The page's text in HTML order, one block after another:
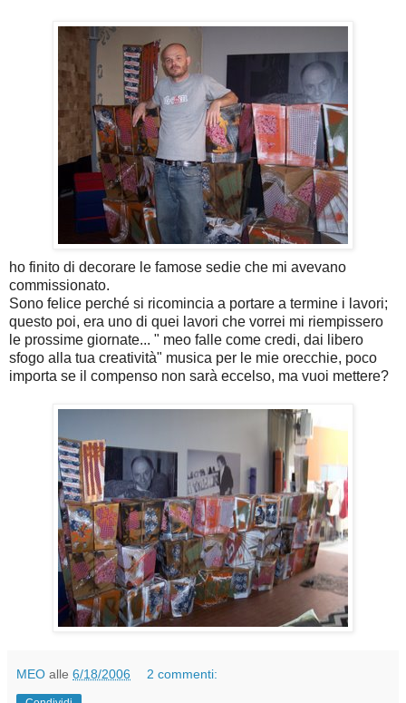
ho finito di decorare le famose sedie che mi avevano
commissionato.
Sono felice perché si ricomincia a portare a termine i lavori;
questo poi, era uno di quei lavori che vorrei mi riempissero
le prossime giornate... " meo falle come credi, dai libero
sfogo alla tua creatività" musica per le mie orecchie, poco
importa se il compenso non sarà eccelso, ma vuoi mettere?
MEO alle 6/18/2006 2 commenti: